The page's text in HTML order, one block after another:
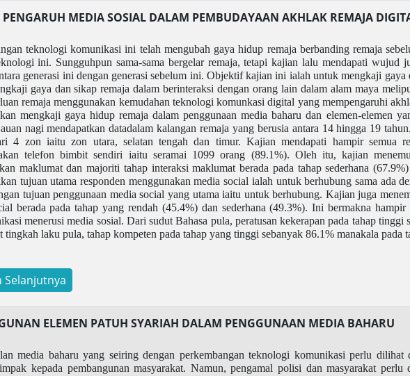
MEDIA SOSIAL DALAM PEMBUDAYAAN AKHLAK REMAJA
teknologi komunikasi ini telah mengubah gaya hidup remaja berbanding remaja
ini. Sungguhpun sama-sama bergelar remaja, tetapi kajian lalu mendapati wujud
generasi ini dengan generasi sebelum ini. Objektif kajian ini ialah untuk mengkaji
gaya dan sikap remaja dalam berinteraksi dengan orang lain dalam alam maya
remaja menggunakan kemudahan teknologi komunkasi digital yang mempengaruhi
mengkaji gaya hidup remaja dalam penggunaan media baharu dan elemen-elemen
nagi mendapatkan datadalam kalangan remaja yang berusia antara 14 hingga 19
4 zon iaitu zon utara, selatan tengah dan timur. Kajian mendapati hampir semua
telefon bimbit sendiri iaitu seramai 1099 orang (89.1%). Oleh itu, kajian
maklumat dan majoriti tahap interaksi maklumat berada pada tahap sederhana
tujuan utama responden menggunakan media social ialah untuk berhubung sama ada
tujuan penggunaan media social yang utama iaitu untuk berhubung. Kajian juga
berada pada tahap yang rendah (45.4%) dan sederhana (49.3%). Ini bermakna
menerusi media sosial. Dari sudut Bahasa pula, peratusan kekerapan pada tahap
tingkah laku pula, tahap kompeten pada tahap yang tinggi sebanyak 86.1% manakala pada
Selanjutnya
ELEMEN PATUH SYARIAH DALAM PENGGUNAAN MEDIA BAHARU
media baharu yang seiring dengan perkembangan teknologi komunikasi perlu
kepada pembangunan masyarakat. Namun, pengamal polisi dan masyarakat